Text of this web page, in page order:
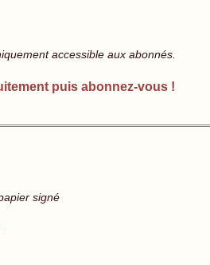
accessible aux abonnés.
puis abonnez-vous !
signé